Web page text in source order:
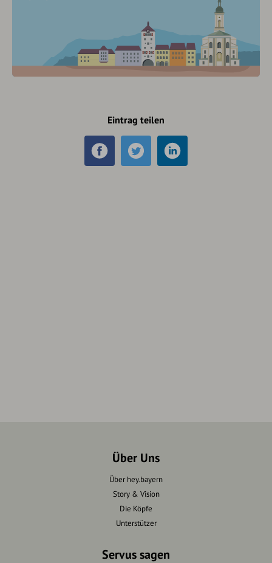
Eintrag teilen
Über Uns
Über hey.bayern
Story & Vision
Die Köpfe
Unterstützer
Servus sagen